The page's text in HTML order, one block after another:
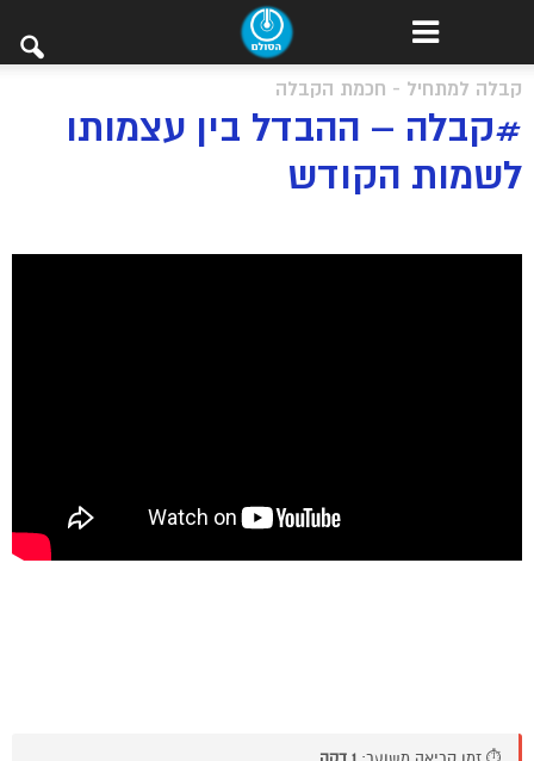
קבלה למתחיל - חכמת הקבלה
#קבלה – ההבדל בין עצמותו
לשמות הקודש